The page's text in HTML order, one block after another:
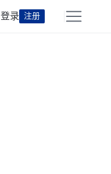
登录 注册